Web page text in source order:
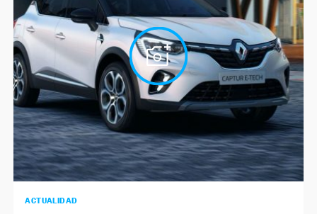
NEWSLETTER
SÍGUENOS
ACTUALIDAD